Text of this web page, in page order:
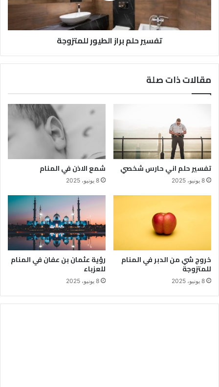
تفسير حلم براز الطيور للمتزوجة
مقالات ذات صلة
تفسير حلم اني حارس شخصي
8 يونيو، 2025
شمع الاذن في المنام
8 يونيو، 2025
خروج شي من الدبر في المنام
للمتزوجة
8 يونيو، 2025
رؤية عثمان بن عفان في المنام
للعزباء
8 يونيو، 2025